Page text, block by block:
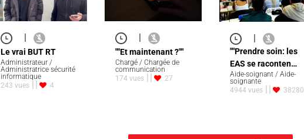
Le vrai BUT RT
Administrateur /
Administratrice sécurité
informatique
243 vues
4
""Et maintenant ?""
Chargé / Chargée de
communication
174 vues
27
|
""Prendre soin: les
EAS se raconten…
Aide-soignant / Aide-
soignante
4944 vues
38280